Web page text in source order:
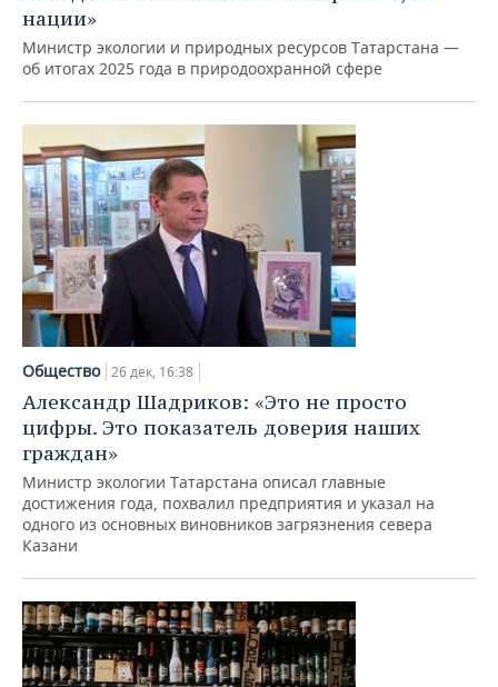
нации»
Министр экологии и природных ресурсов Татарстана —
об итогах 2025 года в природоохранной сфере
Общество 26 дек, 16:38
Александр Шадриков: «Это не просто
цифры. Это показатель доверия наших
граждан»
Министр экологии Татарстана описал главные
достижения года, похвалил предприятия и указал на
одного из основных виновников загрязнения севера
Казани